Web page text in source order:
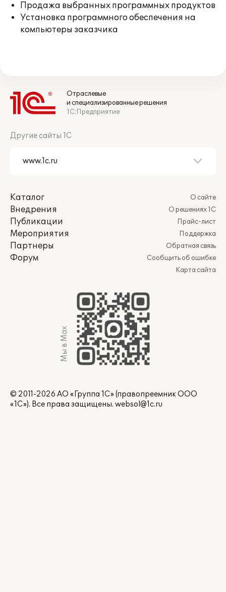
Продажа выбранных программных продуктов
Установка программного обеспечения на
компьютеры заказчика
Отраслевые
и специализированные решения
1С:Предприятие
Другие сайты 1С
Каталог
Внедрения
Публикации
Мероприятия
Партнеры
Форум
О сайте
О решениях 1С
Прайс-лист
Поддержка
Обратная связь
Сообщить об ошибке
Карта сайта
Мы в Max
© 2011-2026 АО «Группа 1С» (правопреемник ООО
«1С»). Все права защищены. websol@1c.ru